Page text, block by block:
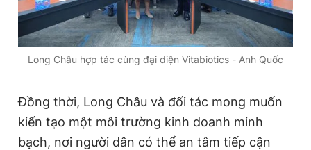
Long Châu hợp tác cùng đại diện Vitabiotics - Anh Quốc
Đồng thời, Long Châu và đối tác mong muốn
kiến tạo một môi trường kinh doanh minh
bạch, nơi người dân có thể an tâm tiếp cận